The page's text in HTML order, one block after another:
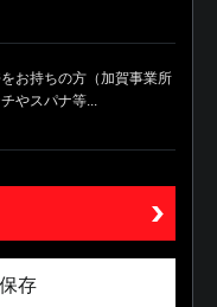
お持ちの方（加賀事業所
やスパナ等...
存